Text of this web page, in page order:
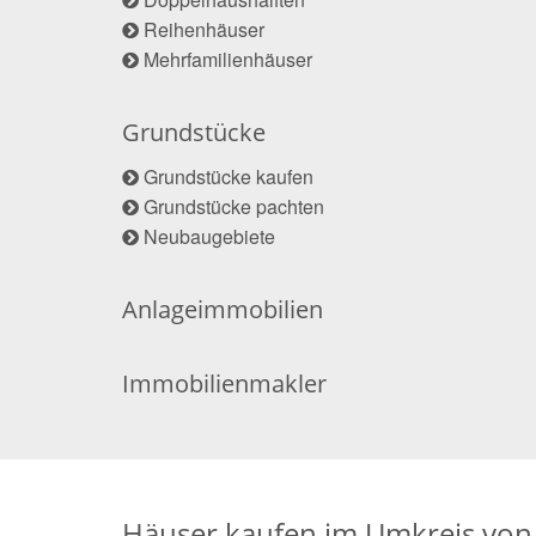
Reihenhäuser
Mehrfamilienhäuser
Grundstücke
Grundstücke kaufen
Grundstücke pachten
Neubaugebiete
Anlageimmobilien
Immobilienmakler